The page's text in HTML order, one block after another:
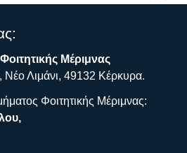
Μέριμνας
Λιμάνι, 49132 Κέρκυρα.
Φοιτητικής Μέριμνας: